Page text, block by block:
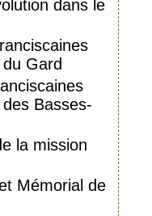
dans le
Gard
Basses-
la mission
Mémorial de